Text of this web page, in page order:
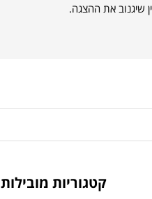
שיגנוב את ההצגה.
קטגוריות מובילות